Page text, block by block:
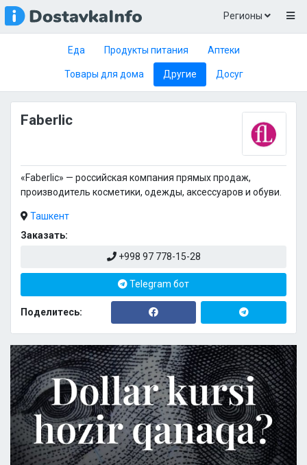
Регионы
Еда Продукты питания Аптеки
Товары для дома Другие Досуг
Faberlic
«Faberlic» — российская компания прямых продаж,
производитель косметики, одежды, аксессуаров и обуви.
Ташкент
Заказать:
+998 97 778-15-28
Telegram бот
Поделитесь: